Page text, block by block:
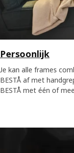
Persoonlijk
Je kan alle frames
BESTÅ af met
BESTÅ met één of